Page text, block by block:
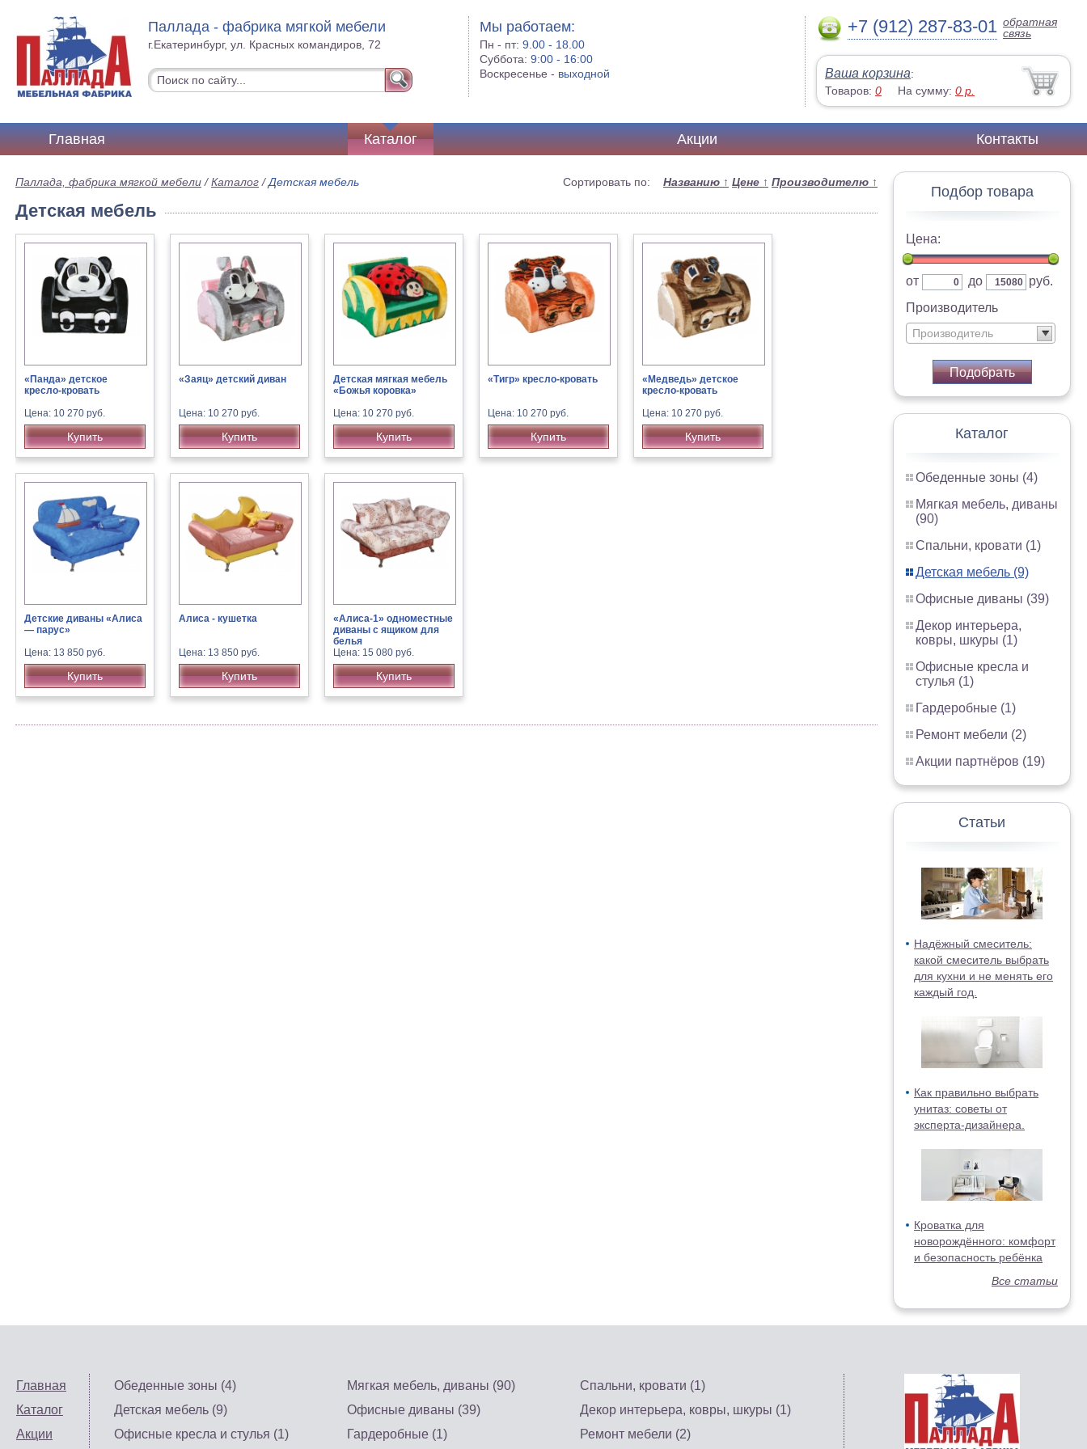
Паллада - фабрика мягкой мебели
г.Екатеринбург, ул. Красных командиров, 72
Мы работаем:
Пн - пт:9.00 - 18.00
Суббота:9:00 - 16:00
Воскресенье - выходной
+7 (912) 287-83-01 обратная
связь
Ваша корзина:
Товаров: 0 На сумму: 0 р.
Главная Каталог Акции Контакты
Подбор товара
Цена:
от до
руб.
Производитель
Производитель
Подобрать
Каталог
Обеденные зоны (4)
Мягкая мебель, диваны
(90)
Спальни, кровати (1)
Детская мебель (9)
Офисные диваны (39)
Декор интерьера,
ковры, шкуры (1)
Офисные кресла и
стулья (1)
Гардеробные (1)
Ремонт мебели (2)
Акции партнёров (19)
Статьи
Надёжный смеситель:
какой смеситель выбрать
для кухни и не менять его
каждый год.
Как правильно выбрать
унитаз: советы от
эксперта-дизайнера.
Кроватка для
новорождённого: комфорт
и безопасность ребёнка
Все статьи
Сортировать по: Названию ↑ Цене ↑ Производителю ↑
Паллада, фабрика мягкой мебели /Каталог /Детская мебель
Детская мебель
«Панда» детское
кресло-кровать
Цена: 10 270 руб.
Купить
«Заяц» детский диван
Цена: 10 270 руб.
Купить
Детская мягкая мебель
«Божья коровка»
Цена: 10 270 руб.
Купить
«Тигр» кресло-кровать
Цена: 10 270 руб.
Купить
«Медведь» детское
кресло-кровать
Цена: 10 270 руб.
Купить
Детские диваны «Алиса
— парус»
Цена: 13 850 руб.
Купить
Алиса - кушетка
Цена: 13 850 руб.
Купить
«Алиса-1» одноместные
диваны с ящиком для
белья
Цена: 15 080 руб.
Купить
Главная
Каталог
Акции
Обеденные зоны (4) Мягкая мебель, диваны (90)
Спальни, кровати (1)
Детская мебель (9)
Офисные диваны (39)
Декор интерьера, ковры, шкуры (1)
Офисные кресла и стулья (1)
Гардеробные (1) Ремонт мебели (2)